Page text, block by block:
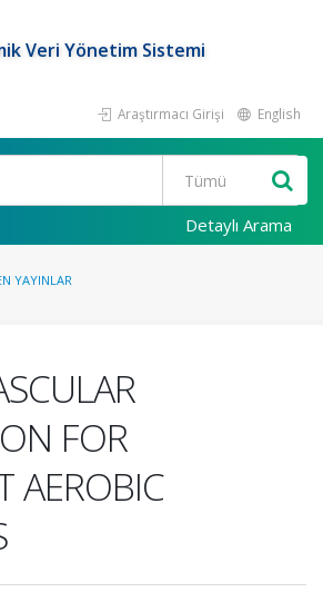
Veri Yönetim Sistemi
Araştırmacı Girişi English
Detaylı Arama
YAYINLAR
FOR
AEROBIC